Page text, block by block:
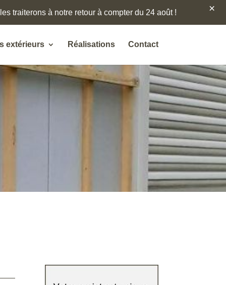
extérieurs Réalisations Contact
traiterons à notre retour à compter du 24 août ! ×